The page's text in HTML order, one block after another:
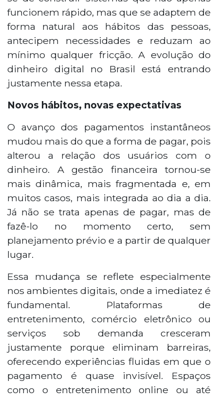
funcionem rápido, mas que se adaptem de
forma natural aos hábitos das pessoas,
antecipem necessidades e reduzam ao
mínimo qualquer fricção. A evolução do
dinheiro digital no Brasil está entrando
justamente nessa etapa.
Novos hábitos, novas expectativas
O avanço dos pagamentos instantâneos
mudou mais do que a forma de pagar, pois
alterou a relação dos usuários com o
dinheiro. A gestão financeira tornou-se
mais dinâmica, mais fragmentada e, em
muitos casos, mais integrada ao dia a dia.
Já não se trata apenas de pagar, mas de
fazê-lo no momento certo, sem
planejamento prévio e a partir de qualquer
lugar.
Essa mudança se reflete especialmente
nos ambientes digitais, onde a imediatez é
fundamental. Plataformas de
entretenimento, comércio eletrônico ou
serviços sob demanda cresceram
justamente porque eliminam barreiras,
oferecendo experiências fluidas em que o
pagamento é quase invisível. Espaços
como o entretenimento online ou até